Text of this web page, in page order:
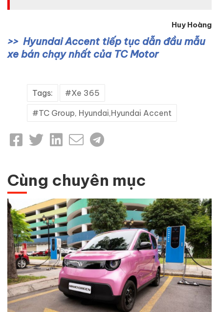
Huy Hoàng
Hyundai Accent tiếp tục dẫn đầu mẫu
xe bán chạy nhất của TC Motor
Tags: Xe 365
TC Group, Hyundai,Hyundai Accent
Cùng chuyên mục